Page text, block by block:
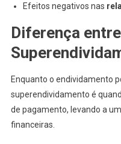
Efeitos negativos nas
Diferença
Enquanto o endividamento
superendividamento é
de pagamento, levando a
financeiras.